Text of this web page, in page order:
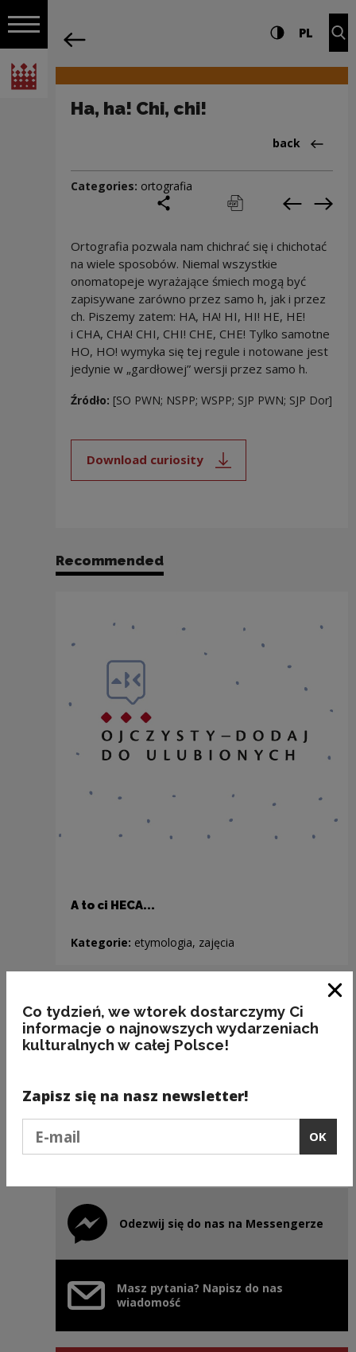
Open navigation
National Centre for Culture Poland
Navigation Settings and search
High contrast
PL
Ha, ha! Chi, chi!
Back
back
Categories: ortografia
print pobierz Previous
Ortografia pozwala nam chichrać się i chichotać
na wiele sposobów. Niemal wszystkie
onomatopeje wyrażające śmiech mogą być
zapisywane zarówno przez samo h, jak i przez
ch. Piszemy zatem: HA, HA! HI, HI! HE, HE!
i CHA, CHA! CHI, CHI! CHE, CHE! Tylko samotne
HO, HO! wymyka się tej regule i notowane jest
jedynie w „gardłowej” wersji przez samo h.
Źródło: [SO PWN; NSPP; WSPP; SJP PWN; SJP Dor]
Download curiosity
Note, the link will open in a new
Recommended
A to ci HECA...
Kategorie: etymologia, zajęcia
Previous slide
Next slide
do ulubionych
Note, the link will open in a new window
Odezwij się do nas na Messengerze
Note, the link will open in a new window
Masz pytania? Napisz do nas
wiadomość
Co tydzień, we wtorek dostarczymy Ci
informacje o najnowszych wydarzeniach
kulturalnych w całej Polsce!
Zapisz się na nasz newsletter!
OK